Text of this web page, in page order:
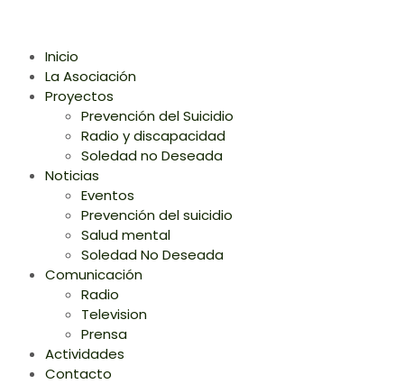
Inicio
La Asociación
Proyectos
Prevención del Suicidio
Radio y discapacidad
Soledad no Deseada
Noticias
Eventos
Prevención del suicidio
Salud mental
Soledad No Deseada
Comunicación
Radio
Television
Prensa
Actividades
Contacto